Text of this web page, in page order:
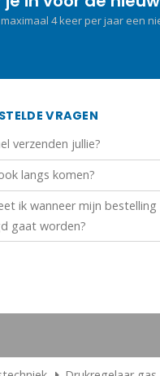
4 keer per jaar een
VRAGEN
verzenden jullie?
langs komen?
ik wanneer mijn bestelling
gaat worden?